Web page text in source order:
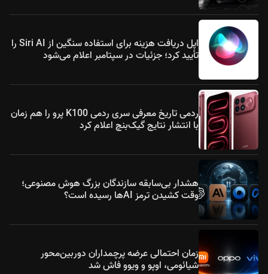
اپل دریافت هزینه برای استفاده سنگین از Siri AI را
تأیید کرد؛ جزئیات در سپتامبر اعلام می‌شود
ردمی تاریخ معرفی سری ردمی K100 پرو را هم زمان
با انتشار نتایج گیک‌بنچ اعلام کرد
هشدار بی‌سابقه سازندگان بزرگ هوش مصنوعی؛
وقت کشیدن ترمز AIها رسیده است؟
زمان احتمالی عرضه پرچمداران دوربین‌محور
شیائومی، اوپو و ویوو فاش شد